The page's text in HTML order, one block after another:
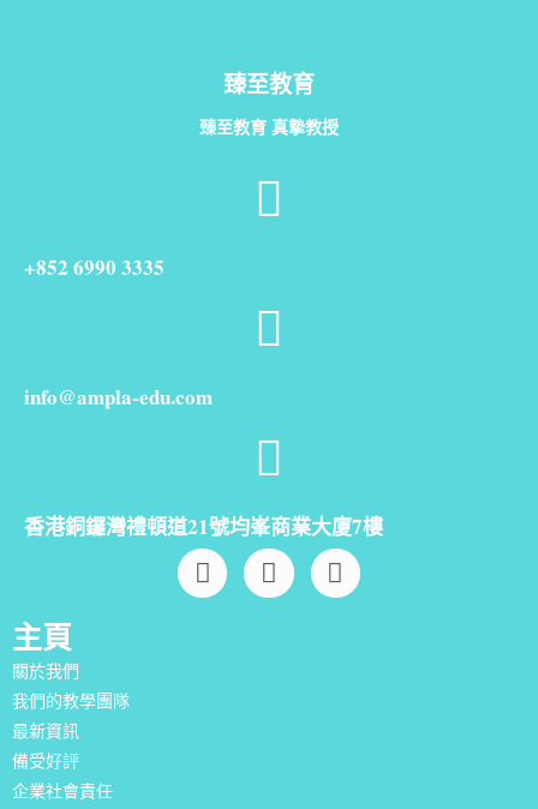
臻至教育
臻至教育 真摯教授
+852 6990 3335
info@ampla-edu.com
香港銅鑼灣禮頓道21號均峯商業大廈7樓
主頁
關於我們
我們的教學團隊
最新資訊
備受好評
企業社會責任